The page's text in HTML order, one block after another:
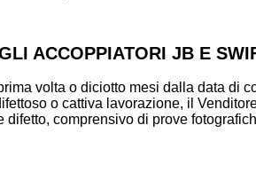
ACCOPPIATORI JB E
volta o diciotto mesi dalla data di
o cattiva lavorazione, il
comprensivo di prove